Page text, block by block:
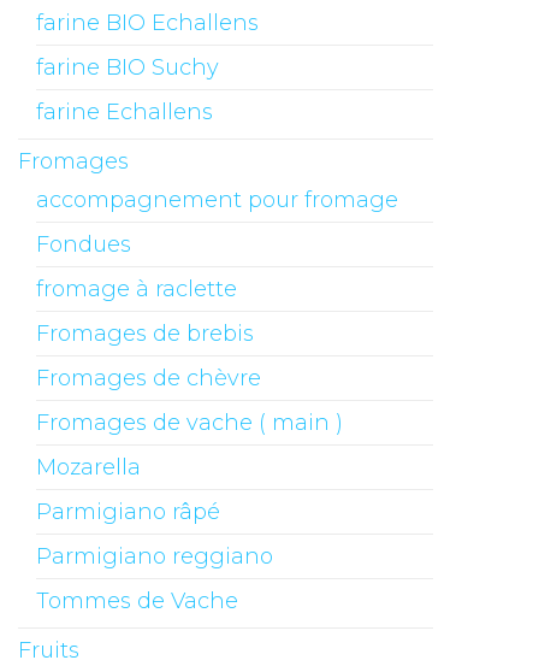
farine BIO Echallens
farine BIO Suchy
farine Echallens
Fromages
accompagnement pour fromage
Fondues
fromage à raclette
Fromages de brebis
Fromages de chèvre
Fromages de vache ( main )
Mozarella
Parmigiano râpé
Parmigiano reggiano
Tommes de Vache
Fruits